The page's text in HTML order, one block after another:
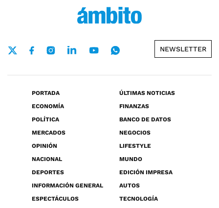
NEWSLETTER
PORTADA
ÚLTIMAS NOTICIAS
ECONOMÍA
FINANZAS
POLÍTICA
BANCO DE DATOS
MERCADOS
NEGOCIOS
OPINIÓN
LIFESTYLE
NACIONAL
MUNDO
DEPORTES
EDICIÓN IMPRESA
INFORMACIÓN GENERAL
AUTOS
ESPECTÁCULOS
TECNOLOGÍA